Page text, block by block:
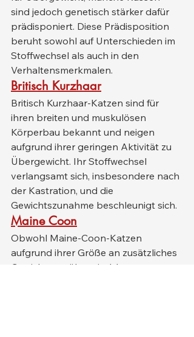
sind jedoch genetisch stärker dafür
prädisponiert. Diese Prädisposition
beruht sowohl auf Unterschieden im
Stoffwechsel als auch in den
Verhaltensmerkmalen.
Britisch Kurzhaar
Britisch Kurzhaar-Katzen sind für
ihren breiten und muskulösen
Körperbau bekannt und neigen
aufgrund ihrer geringen Aktivität zu
Übergewicht. Ihr Stoffwechsel
verlangsamt sich, insbesondere nach
der Kastration, und die
Gewichtszunahme beschleunigt sich.
Maine Coon
Obwohl Maine-Coon-Katzen
aufgrund ihrer Größe an zusätzliches
Gewicht gewöhnt sind, kann